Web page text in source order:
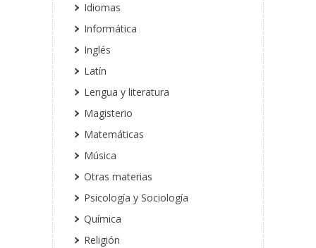
Idiomas
Informática
Inglés
Latín
Lengua y literatura
Magisterio
Matemáticas
Música
Otras materias
Psicología y Sociología
Química
Religión